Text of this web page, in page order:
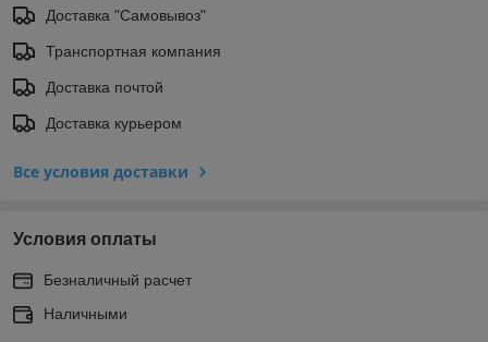
Доставка "Самовывоз"
Транспортная компания
Доставка почтой
Доставка курьером
Все условия доставки
Условия оплаты
Безналичный расчет
Наличными